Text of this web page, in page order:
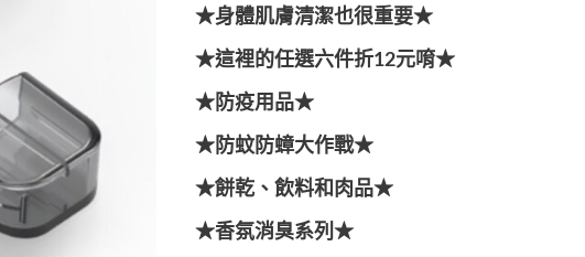
★身體肌膚清潔也很重要★
★這裡的任選六件折12元唷★
★防疫用品★
★防蚊防蟑大作戰★
★餅乾、飲料和肉品★
★香氛消臭系列★